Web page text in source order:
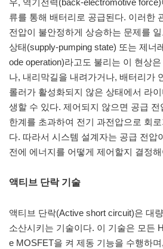
우, 역기전력(back-electromotive
류를 통해 배터리로 공급된다. 이러한
전압이 불안정하게 상승하는 문제를
상태(supply-pumping state) 또는 제너
ode operation)라고도 불리는 이 현상
나, 내리막길을 내려가거나, 배터리가
롤러가 활성화되지 않은 상태에서 라
생할 수 있다. 제어되지 않으면 공급
한계를 초과하여 전기 과전압으로 회
다. 따라서 시스템 설계자는 공급 전압
전에 에너지를 어떻게 제어할지 결정
액티브 단락 기술
액티브 단락(Active short circuit)은 대
소산시키는 기술이다. 이 기술은 모든
e MOSFET을 켜 제동 기능을 수행하